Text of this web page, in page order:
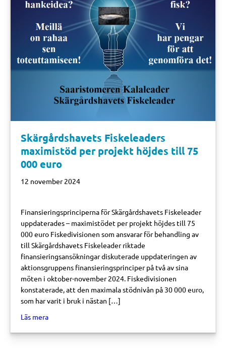
Skärgårdshavets Fiskeleaders
maximistöd per projekt höjdes till 75
000 euro
12 november 2024
Finansieringsprinciperna för Skärgårdshavets Fiskeleader
uppdaterades – maximistödet per projekt höjdes till 75
000 euro Fiskedivisionen som ansvarar för behandling av
till Skärgårdshavets Fiskeleader riktade
finansieringsansökningar diskuterade uppdateringen av
aktionsgruppens finansieringsprinciper på två av sina
möten i oktober-november 2024. Fiskedivisionen
konstaterade, att den maximala stödnivån på 30 000 euro,
som har varit i bruk i nästan […]
Läs meraabout Skärgårdshavets Fiskeleaders maximistöd per